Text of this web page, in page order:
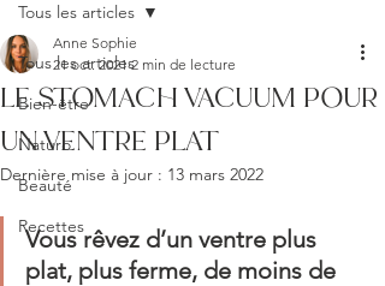
Tous les articles
Bien-être
Naturo
Beauté
Recettes
Tous les articles
LE STOMACH VACUUM POUR
UN VENTRE PLAT
Anne Sophie
21 oct. 2021 2 min de lecture
Dernière mise à jour : 13 mars 2022
Vous rêvez d’un ventre plus
plat, plus ferme, de moins de